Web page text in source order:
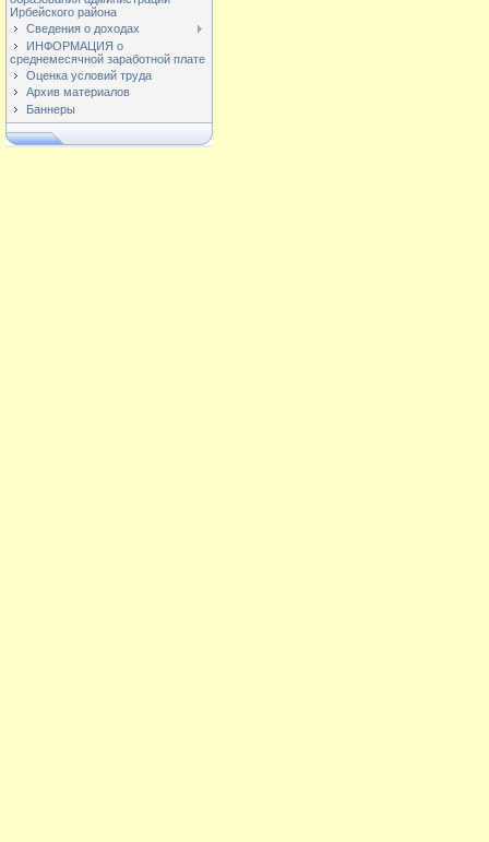
Ирбейского района
Сведения о доходах
ИНФОРМАЦИЯ о
среднемесячной заработной плате
Оценка условий труда
Архив материалов
Баннеры